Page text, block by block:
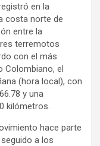
en la
costa norte de
entre la
terremotos
con el más
Colombiano, el
(hora local), con
y una
kilómetros.
hace parte
a los